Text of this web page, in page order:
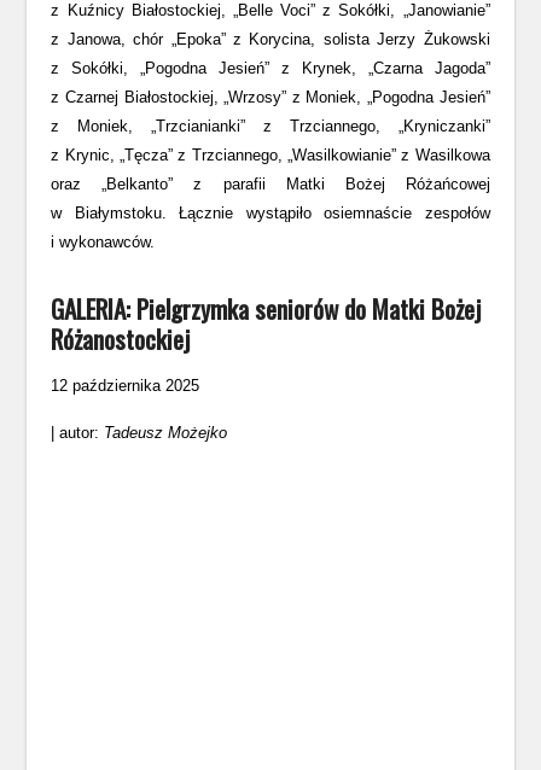
z Kuźnicy Białostockiej, „Belle Voci” z Sokółki, „Janowianie”
z Janowa, chór „Epoka” z Korycina, solista Jerzy Żukowski
z Sokółki, „Pogodna Jesień” z Krynek, „Czarna Jagoda”
z Czarnej Białostockiej, „Wrzosy” z Moniek, „Pogodna Jesień”
z Moniek, „Trzcianianki” z Trzciannego, „Kryniczanki”
z Krynic, „Tęcza” z Trzciannego, „Wasilkowianie” z Wasilkowa
oraz „Belkanto” z parafii Matki Bożej Różańcowej
w Białymstoku. Łącznie wystąpiło osiemnaście zespołów
i wykonawców.
GALERIA: Pielgrzymka seniorów do Matki Bożej
Różanostockiej
12 października 2025
| autor: Tadeusz Możejko